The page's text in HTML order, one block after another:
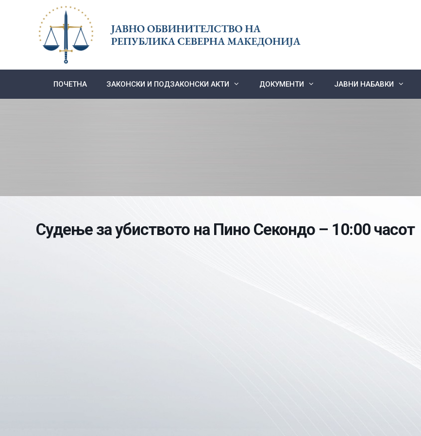
ПОЧЕТНА ЗАКОНСКИ И ПОДЗАКОНСКИ АКТИ ДОКУМЕНТИ ЈАВНИ НАБАВКИ
Судење за убиството на Пино Секондо – 10:00 часот